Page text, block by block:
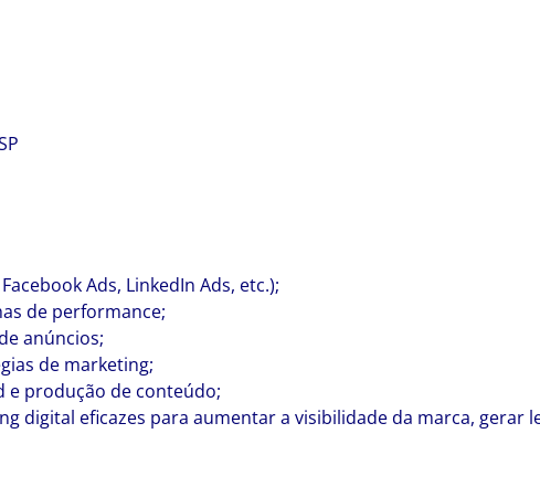
Ads, LinkedIn Ads, etc.);
de performance;
anúncios;
de marketing;
e produção de conteúdo;
digital eficazes para aumentar a visibilidade da marca, gerar